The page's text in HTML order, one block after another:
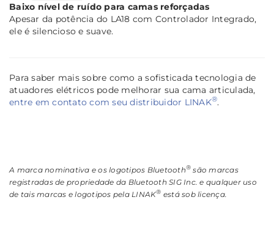
Baixo nível de ruído para camas reforçadas
Apesar da potência do LA18 com Controlador Integrado,
ele é silencioso e suave.
Para saber mais sobre como a sofisticada tecnologia de
atuadores elétricos pode melhorar sua cama articulada,
entre em contato com seu distribuidor LINAK®.
A marca nominativa e os logotipos Bluetooth® são marcas
registradas de propriedade da Bluetooth SIG Inc. e qualquer uso
de tais marcas e logotipos pela LINAK® está sob licença.